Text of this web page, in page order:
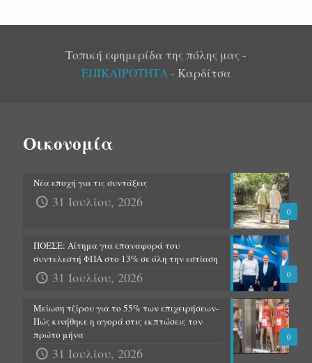
Τοπική εφημερίδα της πόλης μας -
ΕΠΙΚΑΙΡΟΤΗΤΑ- Καρδίτσα
Οικονομία
0
Νέα εποχή για τις συντάξεις
31 Ιουλίου, 2026
0
ΠΟΕΣΕ: Αίτημα για επαναφορά του
συντελεστή ΦΠΑ στο 13% σε όλη την εστίαση
31 Ιουλίου, 2026
0
Μείωση τζίρου για το 55% των επιχειρήσεων-
Πώς κινήθηκε η αγορά στις εκπτώσεις τον
πρώτο μήνα
31 Ιουλίου, 2026